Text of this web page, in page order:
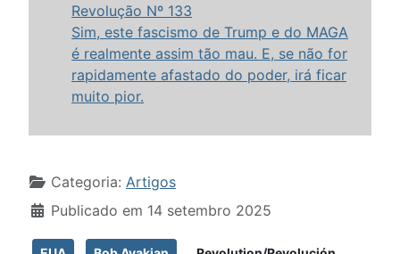
Revolução Nº 133
Sim, este fascismo de Trump e do MAGA
é realmente assim tão mau. E, se não for
rapidamente afastado do poder, irá ficar
muito pior.
Detalhes
Categoria: Artigos
Publicado em 14 setembro 2025